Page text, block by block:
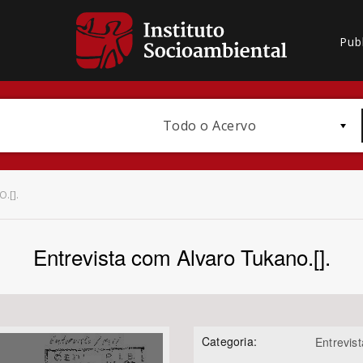
Todo o Acervo
Entrevista com Alvaro Tukano.[].
Categoria: